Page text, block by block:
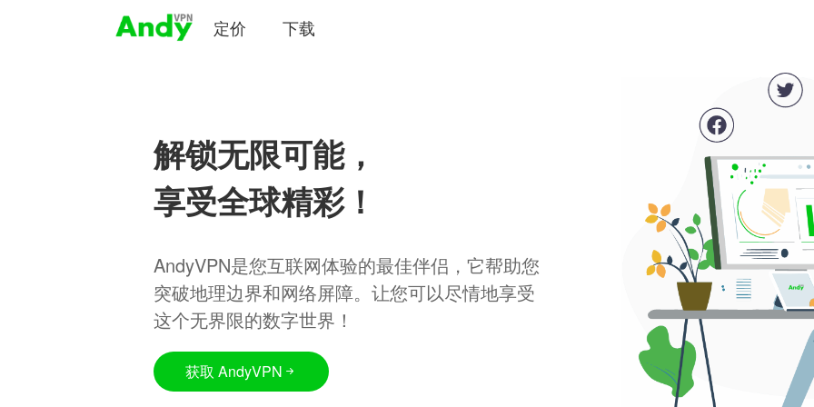
定价 下载
解锁无限可能，
享受全球精彩！
AndyVPN是您互联网体验的最佳伴侣，它帮助您
突破地理边界和网络屏障。让您可以尽情地享受
这个无界限的数字世界！
获取 AndyVPN